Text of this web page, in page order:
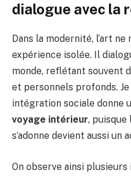
dialogue avec la
Dans la modernité, l’art
expérience isolée. Il
monde, reflétant souvent
et personnels profonds.
intégration sociale donne
voyage intérieur, puisque
s’adonne devient aussi un
On observe ainsi